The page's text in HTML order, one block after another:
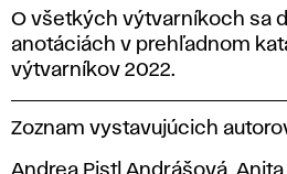
O všetkých výtvarníkoch sa
anotáciách v prehľadnom
výtvarníkov 2022.
Zoznam vystavujúcich